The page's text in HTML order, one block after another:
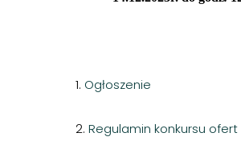
1. Ogłoszenie
2. Regulamin konkursu ofert